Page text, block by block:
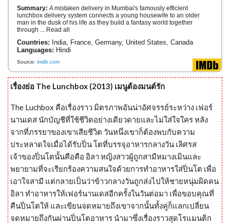
Summary: A mistaken delivery in Mumbai's famously efficient
lunchbox delivery system connects a young housewife to an older
man in the dusk of his life as they build a fantasy world together
through ... Read all
Countries: India, France, Germany, United States, Canada
Languages: Hindi
Source: imdb.com
เรื่องย่อ The Lunchbox (2013) เมนูต้องมนต์รัก
The Luchbox คือเรื่องราว มิตรภาพอันน่าอัศจรรย์ระหว่าง เฟอร์
นานเดส นักบัญชีที่ใช้ชีวิตอย่างเดียวดายและไม่ใส่ใจใคร หลัง
จากที่ภรรยาของเขาเสียชีวิต วันหนึ่งเขาก็ต้องพบกับความ
ประหลาดใจเมื่อได้รับปิ่น โตที่บรรจุอาหารกลางวัน เลิศรส
เจ้าของปิ่นโตนั้นคือคือ อิลา หญิงสาวผู้ถูกสามีหมางเมินและ
พยายามที่จะเรียกร้องความสนใจด้วยการทำอาหารใส่ปิ่นโต เพื่อ
เอาใจสามี แต่กลายเป็นว่าข้าวกลางวันถูกส่งไปให้ชายหนุ่มผิดคน
อิลา ทำอาหารให้เฟอร์นานเดสอีกครั้งในวันต่อมา เพื่อขอบคุณที่
คืนปิ่นโตให้ และเขียนจดหมายถึงเขาจากนั้นทั้งคู่ก็แลกเปลี่ยน
จดหมายถึงกันผ่านปิ่นโตอาหาร นำมาซึ่งเรื่องราวสุดโรแมนติก